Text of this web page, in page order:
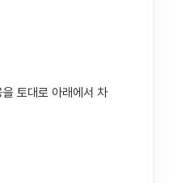
토대로 아래에서 차